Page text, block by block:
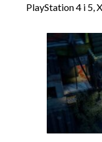
PlayStation 4 i 5,